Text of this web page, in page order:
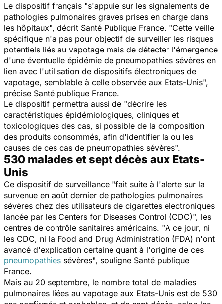
Le dispositif français "s'appuie sur les signalements de
pathologies pulmonaires graves prises en charge dans
les hôpitaux", décrit Santé Publique France. "Cette veille
spécifique n'a pas pour objectif de surveiller les risques
potentiels liés au vapotage mais de détecter l'émergence
d'une éventuelle épidémie de pneumopathies sévères en
lien avec l'utilisation de dispositifs électroniques de
vapotage, semblable à celle observée aux Etats-Unis",
précise Santé publique France.
Le dispositif permettra aussi de "décrire les
caractéristiques épidémiologiques, cliniques et
toxicologiques des cas, si possible de la composition
des produits consommés, afin d'identifier la ou les
causes de ces cas de pneumopathies sévères".
530 malades et sept décès aux Etats-
Unis
Ce dispositif de surveillance "fait suite à l'alerte sur la
survenue en août dernier de pathologies pulmonaires
sévères chez des utilisateurs de cigarettes électroniques
lancée par les Centers for Diseases Control (CDC)", les
centres de contrôle sanitaires américains. "A ce jour, ni
les CDC, ni la Food and Drug Administration (FDA) n'ont
avancé d'explication certaine quant à l'origine de ces
pneumopathies sévères", souligne Santé publique
France.
Mais au 20 septembre, le nombre total de maladies
pulmonaires liées au vapotage aux Etats-Unis est de 530